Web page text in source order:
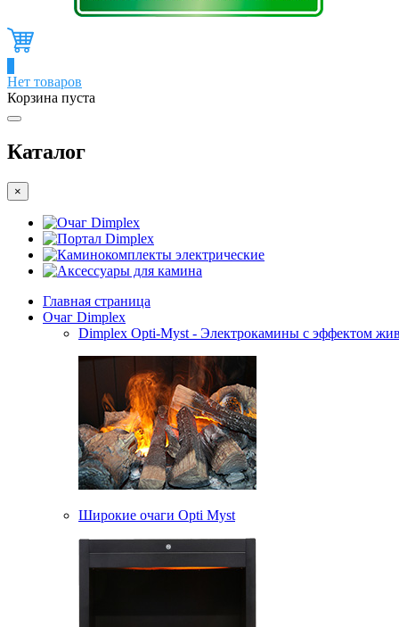
Нет товаров
Корзина пуста
Каталог
×
Очаг Dimplex
Портал Dimplex
Каминокомплекты электрические
Аксессуары для камина
Главная страница
Очаг Dimplex
Dimplex Opti-Myst - Электрокамины с эффектом
Широкие очаги Opti Myst